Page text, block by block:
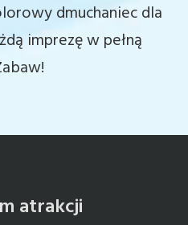
dmuchaniec dla
imprezę w pełną
atrakcji